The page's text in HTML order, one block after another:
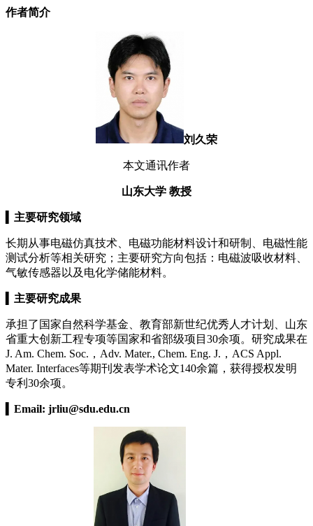
作者简介
刘久荣
本文通讯作者
山东大学 教授
主要研究领域
长期从事电磁仿真技术、电磁功能材料设计和研制、电磁性能
测试分析等相关研究；主要研究方向包括：电磁波吸收材料、
气敏传感器以及电化学储能材料。
主要研究成果
承担了国家自然科学基金、教育部新世纪优秀人才计划、山东
省重大创新工程专项等国家和省部级项目30余项。研究成果在
J. Am. Chem. Soc.，Adv. Mater., Chem. Eng. J.，ACS Appl.
Mater. Interfaces等期刊发表学术论文140余篇，获得授权发明
专利30余项。
Email: jrliu@sdu.edu.cn